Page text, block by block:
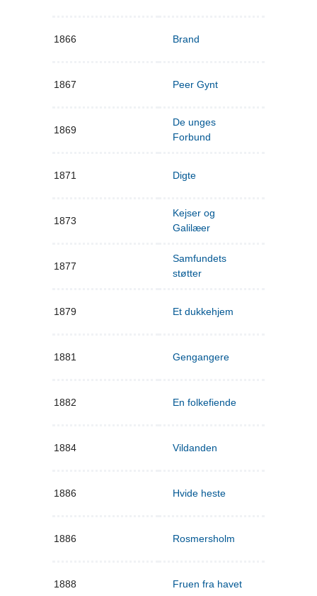
1866 Brand
1867 Peer Gynt
1869
De unges
Forbund
1871 Digte
1873
Kejser og
Galilæer
1877
Samfundets
støtter
1879 Et dukkehjem
1881 Gengangere
1882 En folkefiende
1884 Vildanden
1886 Hvide heste
1886 Rosmersholm
1888 Fruen fra havet